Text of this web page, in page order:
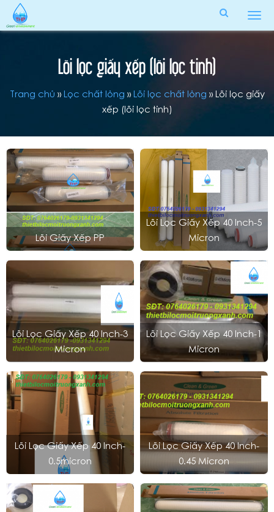
Lõi lọc giấy xếp (lõi lọc tinh)
Trang chủ » Lọc chất lỏng » Lõi lọc chất lỏng » Lõi lọc giấy
xếp (lõi lọc tinh)
Lõi Giấy Xếp PP
Lõi Lọc Giấy Xếp 40 Inch-5
Micron
Lõi Lọc Giấy Xếp 40 Inch-3
Micron
Lõi Lọc Giấy Xếp 40 Inch-1
Micron
Lõi Lọc Giấy Xếp 40 Inch-
0.5micron
Lõi Lọc Giấy Xếp 40 Inch-
0.45 Micron